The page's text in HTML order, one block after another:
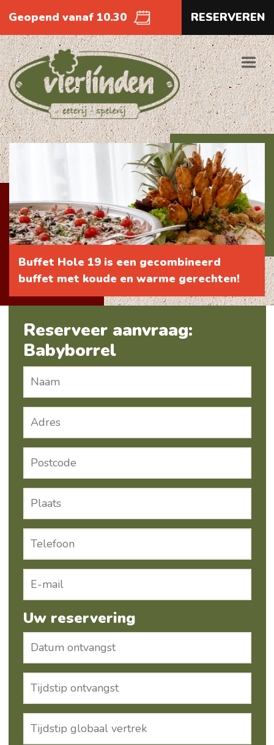
Buffet Hole 19 is een gecombineerd
buffet met koude en warme gerechten!
RESERVEREN
Reserveer aanvraag:
Babyborrel
Uw reservering
Geopend vanaf 10.30